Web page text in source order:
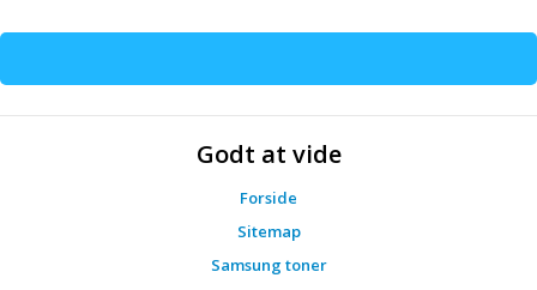
Godt at vide
Forside
Sitemap
Samsung toner